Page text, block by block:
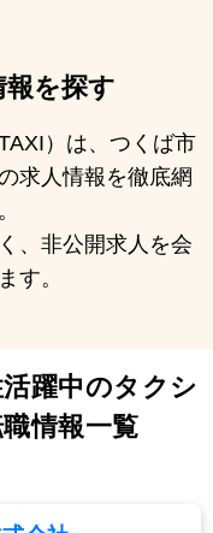
報を探す
）は、つくば市
求人情報を徹底網
、非公開求人を会
す。
躍中のタクシ
情報一覧